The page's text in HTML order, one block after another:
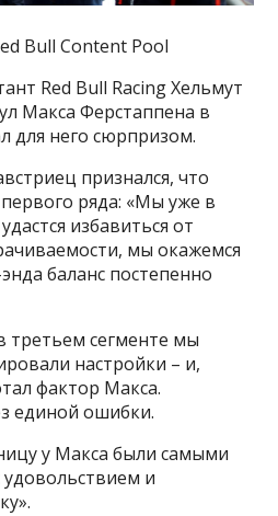
Bull Content Pool
Red Bull Racing Хельмут
Макса Ферстаппена в
для него сюрпризом.
признался, что
ряда: «Мы уже в
избавиться от
мы окажемся
баланс постепенно
третьем сегменте мы
настройки – и,
фактор Макса.
единой ошибки.
у Макса были самыми
и